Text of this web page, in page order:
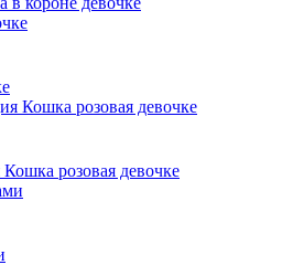
розовая девочке